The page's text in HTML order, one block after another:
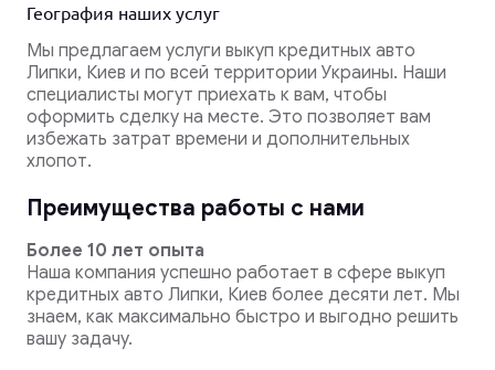
География наших услуг
Мы предлагаем услуги выкуп кредитных авто
Липки, Киев и по всей территории Украины. Наши
специалисты могут приехать к вам, чтобы
оформить сделку на месте. Это позволяет вам
избежать затрат времени и дополнительных
хлопот.
Преимущества работы с нами
Более 10 лет опыта
Наша компания успешно работает в сфере выкуп
кредитных авто Липки, Киев более десяти лет. Мы
знаем, как максимально быстро и выгодно решить
вашу задачу.